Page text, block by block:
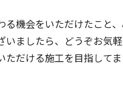
機会をいただけたこと、
ましたら、どうぞお気軽
だける施工を目指してま